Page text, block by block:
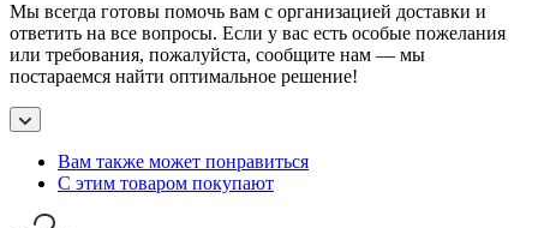
Мы всегда готовы помочь вам с организацией доставки и
ответить на все вопросы. Если у вас есть особые пожелания
или требования, пожалуйста, сообщите нам — мы
постараемся найти оптимальное решение!
Вам также может понравиться
С этим товаром покупают